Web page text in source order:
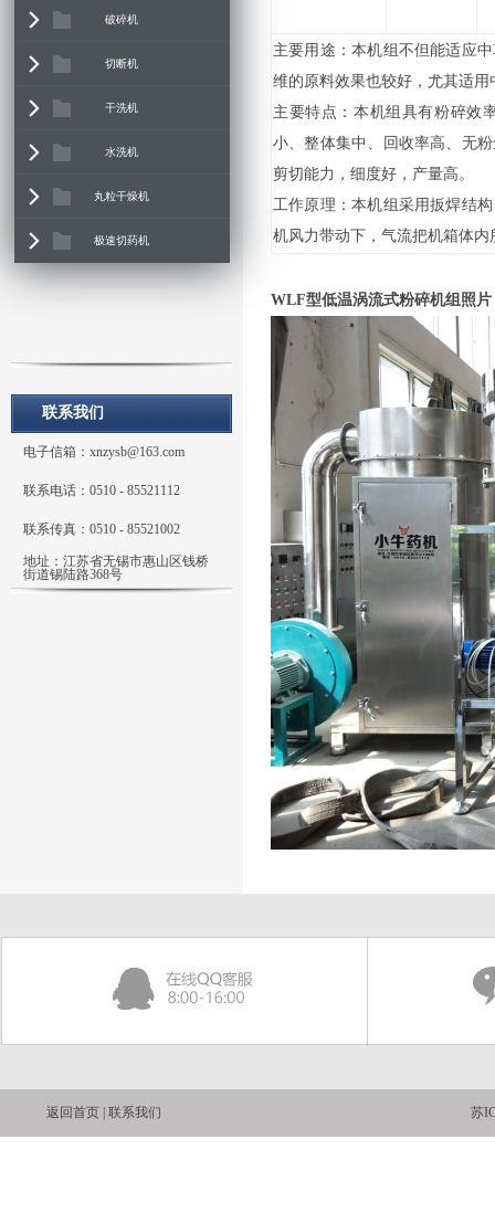
破碎机
切断机
干洗机
水洗机
丸粒干燥机
极速切药机
联系我们
电子信箱：xnzysb@163.com
联系电话：0510 - 85521112
联系传真：0510 - 85521002
地址：江苏省无锡市惠山区钱桥
街道锡陆路368号
主要用途：本机组不但能适应
维的原料效果也较好，尤其适
主要特点：本机组具有粉碎效
小、整体集中、回收率高、无
剪切能力，细度好，产量高。
工作原理：本机组采用扳焊结
机风力带动下，气流把机箱体
WLF型低温涡流式粉碎机组照片
返回首页 | 联系我们 苏